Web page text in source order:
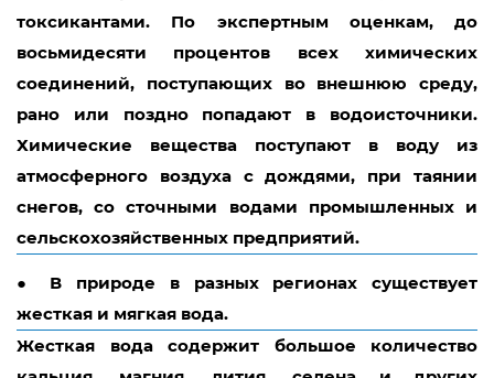
токсикантами. По экспертным оценкам, до
восьмидесяти процентов всех химических
соединений, поступающих во внешнюю среду,
рано или поздно попадают в водоисточники.
Химические вещества поступают в воду из
атмосферного воздуха с дождями, при таянии
снегов, со сточными водами промышленных и
сельскохозяйственных предприятий.
● В природе в разных регионах существует
жесткая и мягкая вода.
Жесткая водасодержит большое количество